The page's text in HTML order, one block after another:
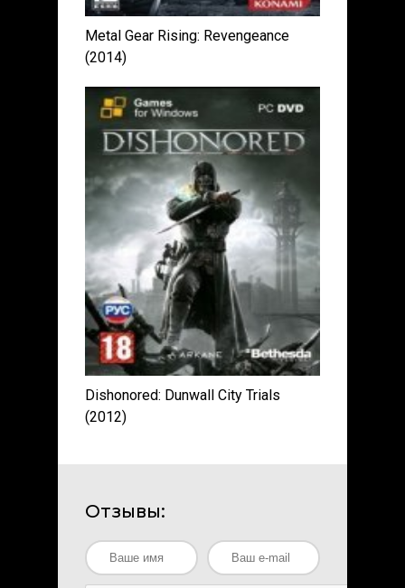
Metal Gear Rising: Revengeance
(2014)
Dishonored: Dunwall City Trials
(2012)
Отзывы: